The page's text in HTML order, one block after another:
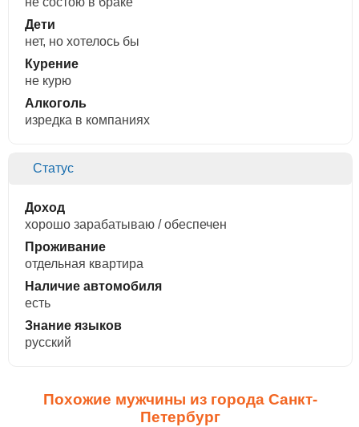
Дети
нет, но хотелось бы
Курение
не курю
Алкоголь
изредка в компаниях
Статус
Доход
хорошо зарабатываю / обеспечен
Проживание
отдельная квартира
Наличие автомобиля
есть
Знание языков
русский
Похожие мужчины из города Санкт-
Петербург